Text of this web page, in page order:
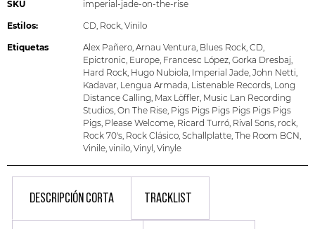
SKU
imperial-jade-on-the-rise
Estilos: CD, Rock, Vinilo
Etiquetas Alex Pañero, Arnau Ventura, Blues Rock, CD,
Epictronic, Europe, Francesc López, Gorka Dresbaj,
Hard Rock, Hugo Nubiola, Imperial Jade, John Netti,
Kadavar, Lengua Armada, Listenable Records, Long
Distance Calling, Max Löffler, Music Lan Recording
Studios, On The Rise, Pigs Pigs Pigs Pigs Pigs Pigs
Pigs, Please Welcome, Ricard Turró, Rival Sons, rock,
Rock 70's, Rock Clásico, Schallplatte, The Room BCN,
Vinile, vinilo, Vinyl, Vinyle
DESCRIPCIÓN CORTA TRACKLIST